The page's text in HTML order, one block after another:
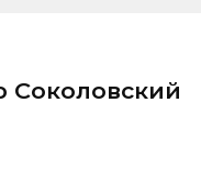
Соколовский